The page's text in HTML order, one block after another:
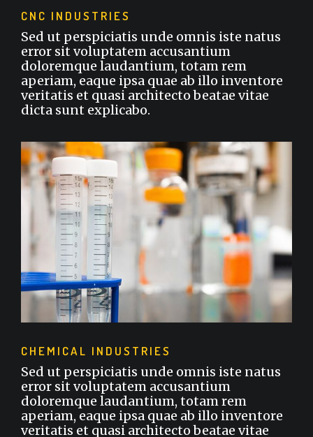
CNC INDUSTRIES
Sed ut perspiciatis unde omnis iste natus
error sit voluptatem accusantium
doloremque laudantium, totam rem
aperiam, eaque ipsa quae ab illo inventore
veritatis et quasi architecto beatae vitae
dicta sunt explicabo.
CHEMICAL INDUSTRIES
Sed ut perspiciatis unde omnis iste natus
error sit voluptatem accusantium
doloremque laudantium, totam rem
aperiam, eaque ipsa quae ab illo inventore
veritatis et quasi architecto beatae vitae